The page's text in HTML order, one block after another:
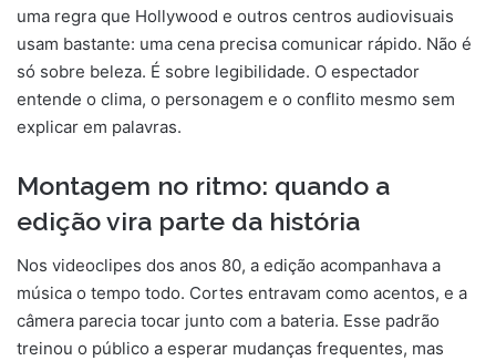
uma regra que Hollywood e outros centros audiovisuais
usam bastante: uma cena precisa comunicar rápido. Não é
só sobre beleza. É sobre legibilidade. O espectador
entende o clima, o personagem e o conflito mesmo sem
explicar em palavras.
Montagem no ritmo: quando a
edição vira parte da história
Nos videoclipes dos anos 80, a edição acompanhava a
música o tempo todo. Cortes entravam como acentos, e a
câmera parecia tocar junto com a bateria. Esse padrão
treinou o público a esperar mudanças frequentes, mas